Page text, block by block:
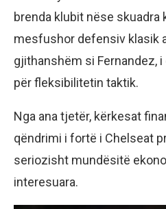
brenda klubit nëse skuadra
mesfushor defensiv klasik
gjithanshëm si Fernandez,
për fleksibilitetin taktik.
Nga ana tjetër, kërkesat
qëndrimi i fortë i Chelseat
seriozisht mundësitë
interesuara.